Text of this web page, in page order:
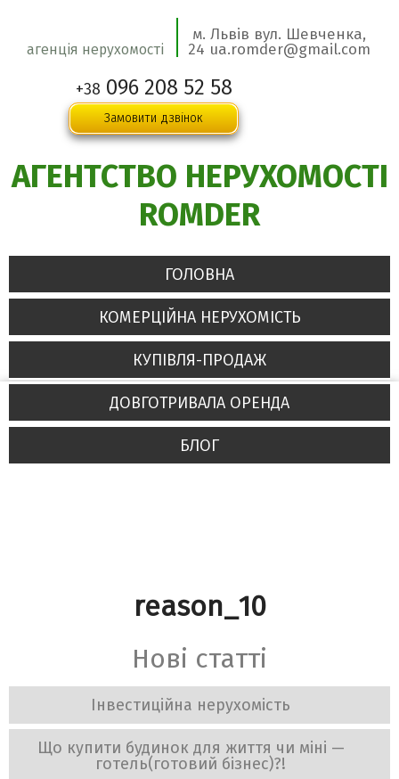
агенція нерухомості
м. Львів вул. Шевченка,
24 ua.romder@gmail.com
+38 096 208 52 58
Замовити дзвінок
АГЕНТСТВО НЕРУХОМОСТІ
ROMDER
ГОЛОВНА
КОМЕРЦІЙНА НЕРУХОМІСТЬ
КУПІВЛЯ-ПРОДАЖ
ДОВГОТРИВАЛА ОРЕНДА
БЛОГ
reason_10
Нові статті
Інвестиційна нерухомість
Що купити будинок для життя чи міні —
готель(готовий бізнес)?!